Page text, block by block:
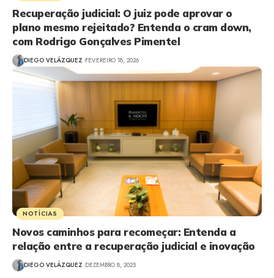
Recuperação judicial: O juiz pode aprovar o
plano mesmo rejeitado? Entenda o cram down,
com Rodrigo Gonçalves Pimentel
DIEGO VELÁZQUEZ FEVEREIRO 18, 2026
NOTÍCIAS
Novos caminhos para recomeçar: Entenda a
relação entre a recuperação judicial e inovação
DIEGO VELÁZQUEZ DEZEMBRO 8, 2025